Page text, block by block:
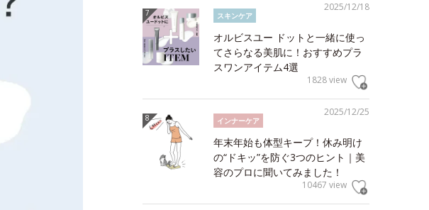
2025/12/18
スキンケア
オルビスユー ドットと一緒に使っ
てさらなる美肌に！おすすめプラ
スワンアイテム4選
1828 view
2025/12/25
インナーケア
年末年始も体型キープ！休み明け
の“ドキッ”を防ぐ3つのヒント｜美
容のプロに聞いてみました！
10467 view